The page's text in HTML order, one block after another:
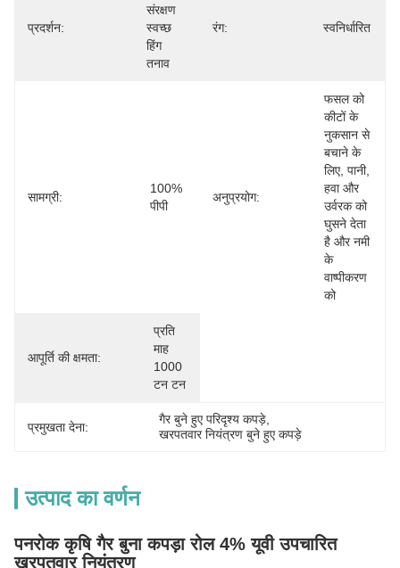
प्रदर्शन:
संरक्षण
स्वच्छ
हिंग
तनाव
रंग: स्वनिर्धारित
सामग्री:
100%
पीपी
अनुप्रयोग:
फसल को
कीटों के
नुकसान से
बचाने के
लिए, पानी,
हवा और
उर्वरक को
घुसने देता
है और नमी
के
वाष्पीकरण
को
आपूर्ति की क्षमता:
प्रति
माह
1000
टन टन
प्रमुखता देना:
गैर बुने हुए परिदृश्य कपड़े
खरपतवार नियंत्रण बुने हुए कपड़े
उत्पाद का वर्णन
पनरोक कृषि गैर बुना कपड़ा रोल 4% यूवी उपचारित
खरपतवार नियंत्रण